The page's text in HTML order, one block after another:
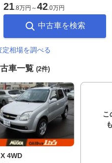
21.8万円 ～42.0万円
中古車を検索
相場を調べる
車一覧 (2件)
4WD
こ